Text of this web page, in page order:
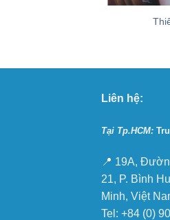
Liên hệ:
Tại Tp.HCM:
📍 19A,
21, P. Bình
Minh, Việt
Tel: +84 (0)